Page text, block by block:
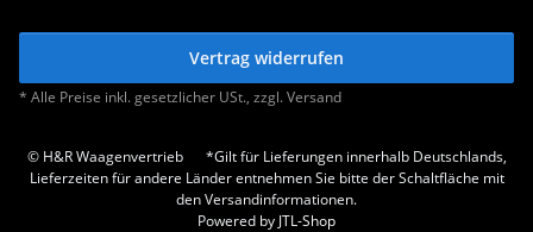
Vertrag widerrufen
* Alle Preise inkl. gesetzlicher USt., zzgl.Versand
© H&R Waagenvertrieb
*Gilt für Lieferungen innerhalb Deutschlands,
Lieferzeiten für andere Länder entnehmen Sie bitte der Schaltfläche mit
den Versandinformationen.
Powered by JTL-Shop